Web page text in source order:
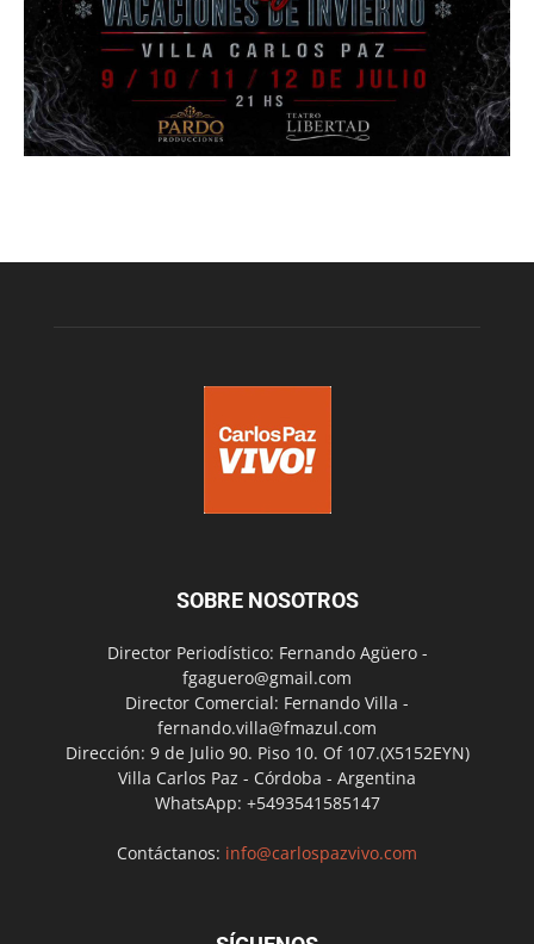
SOBRE NOSOTROS
Director Periodístico: Fernando Agüero -
fgaguero@gmail.com
Director Comercial: Fernando Villa -
fernando.villa@fmazul.com
Dirección: 9 de Julio 90. Piso 10. Of 107.(X5152EYN)
Villa Carlos Paz - Córdoba - Argentina
WhatsApp: +5493541585147
Contáctanos: info@carlospazvivo.com